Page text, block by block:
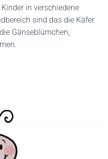
in verschiedene
sind das die Käfer
Gänseblümchen,